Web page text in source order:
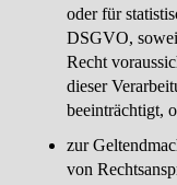
oder für
DSGVO,
Recht
dieser
beeinträchtigt,
zur
von